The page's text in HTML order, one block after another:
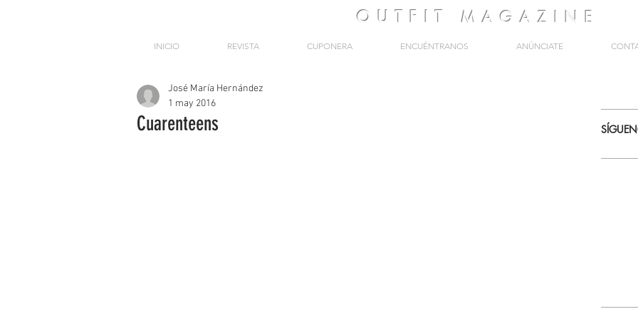
OUTFIT MAGAZINE
INICIO REVISTA CUPONERA ENCUÉNTRANOS ANÚNCIATE
Cuarenteens
José María Hernández
1 may 2016